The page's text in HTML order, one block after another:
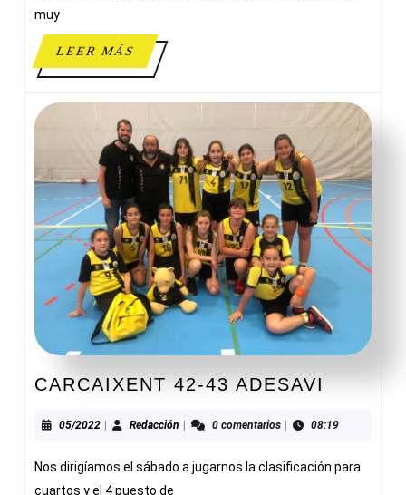
muy
LEER MÁSLEER
MÁS
CARCAIXENT 42-43 ADESAVI
43
05/202205/2022Redacción Redacción0 comentarios 08:19
Nos dirigíamos el sábado a jugarnos la clasificación para
cuartos y el 4 puesto de